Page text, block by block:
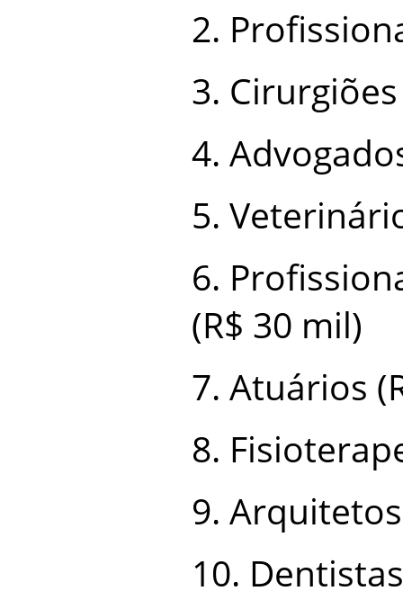
2.
3.
4.
5.
6.
(R$ 30 mil)
7. Atuários
8.
9.
10.